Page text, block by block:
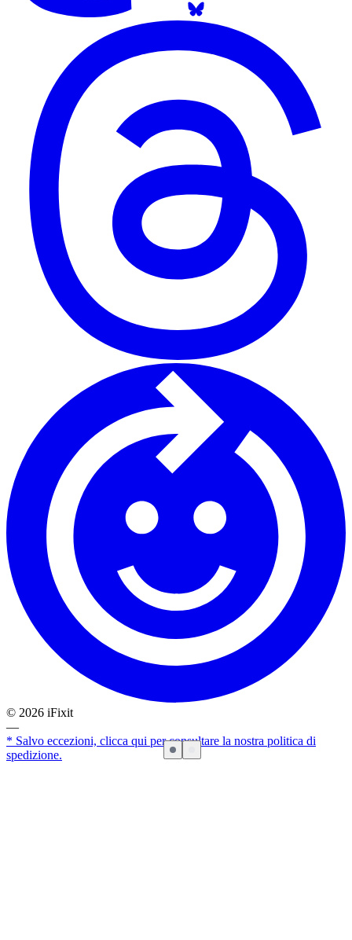
© 2026 iFixit
—
* Salvo eccezioni, clicca qui per consultare la nostra politica di
spedizione.